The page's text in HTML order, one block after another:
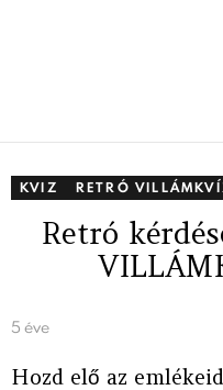
KVIZ RETRÓ
Retró
5 éve
Hozd elő az